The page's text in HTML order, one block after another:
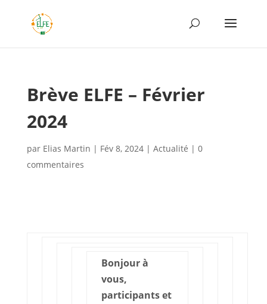
Brève ELFE – Février
2024
par Elias Martin | Fév 8, 2024| Actualité | 0
commentaires
Bonjour à
vous,
participants et